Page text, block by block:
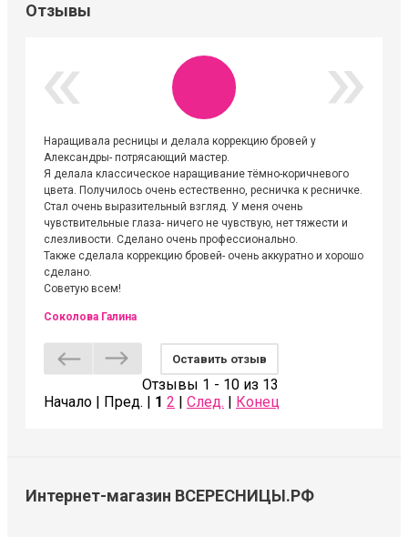
Отзывы
Наращивала ресницы и делала коррекцию бровей у
Александры- потрясающий мастер.
Я делала классическое наращивание тёмно-коричневого
цвета. Получилось очень естественно, ресничка к ресничке.
Стал очень выразительный взгляд. У меня очень
чувствительные глаза- ничего не чувствую, нет тяжести и
слезливости. Сделано очень профессионально.
Также сделала коррекцию бровей- очень аккуратно и хорошо
сделано.
Советую всем!
Соколова Галина
Оставить отзыв
Отзывы 1 - 10 из 13
Начало | Пред. | 1 2 След. Конец
Интернет-магазин ВСЕРЕСНИЦЫ.РФ